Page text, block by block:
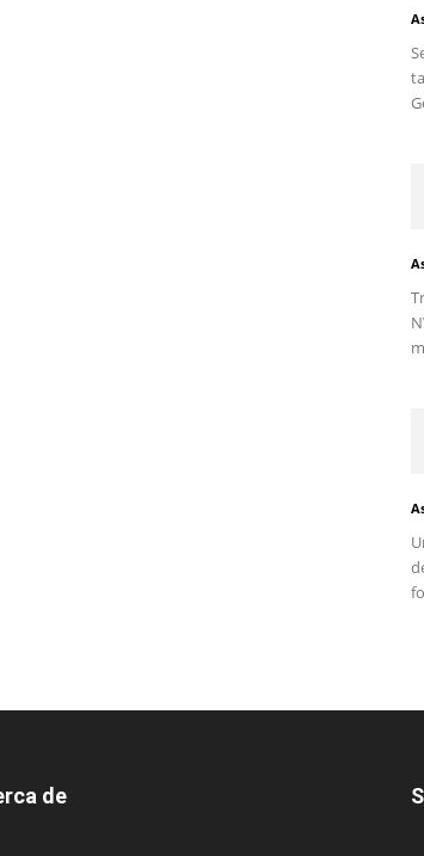
de